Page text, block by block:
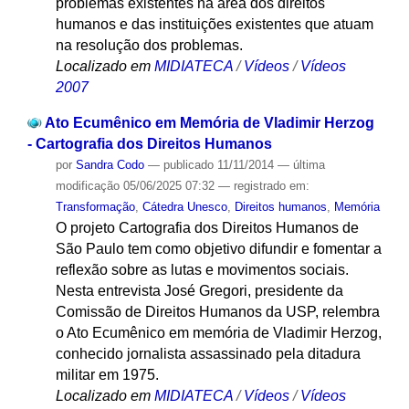
problemas existentes na área dos direitos
humanos e das instituições existentes que atuam
na resolução dos problemas.
Localizado em MIDIATECA /Vídeos /Vídeos
2007
Ato Ecumênico em Memória de Vladimir Herzog
- Cartografia dos Direitos Humanos
por Sandra Codo — publicado11/11/2014 — última
modificação05/06/2025 07:32 — registrado em:
Transformação, Cátedra Unesco, Direitos humanos Memória
O projeto Cartografia dos Direitos Humanos de
São Paulo tem como objetivo difundir e fomentar a
reflexão sobre as lutas e movimentos sociais.
Nesta entrevista José Gregori, presidente da
Comissão de Direitos Humanos da USP, relembra
o Ato Ecumênico em memória de Vladimir Herzog,
conhecido jornalista assassinado pela ditadura
militar em 1975.
Localizado em MIDIATECA /Vídeos /Vídeos